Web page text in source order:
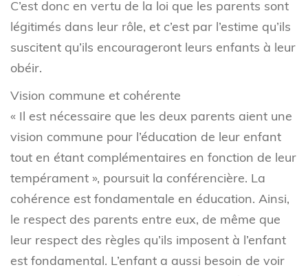
C’est donc en vertu de la loi que les parents sont
légitimés dans leur rôle, et c’est par l’estime qu’ils
suscitent qu’ils encourageront leurs enfants à leur
obéir.
Vision commune et cohérente
« Il est nécessaire que les deux parents aient une
vision commune pour l’éducation de leur enfant
tout en étant complémentaires en fonction de leur
tempérament », poursuit la conférencière. La
cohérence est fondamentale en éducation. Ainsi,
le respect des parents entre eux, de même que
leur respect des règles qu’ils imposent à l’enfant
est fondamental. L’enfant a aussi besoin de voir